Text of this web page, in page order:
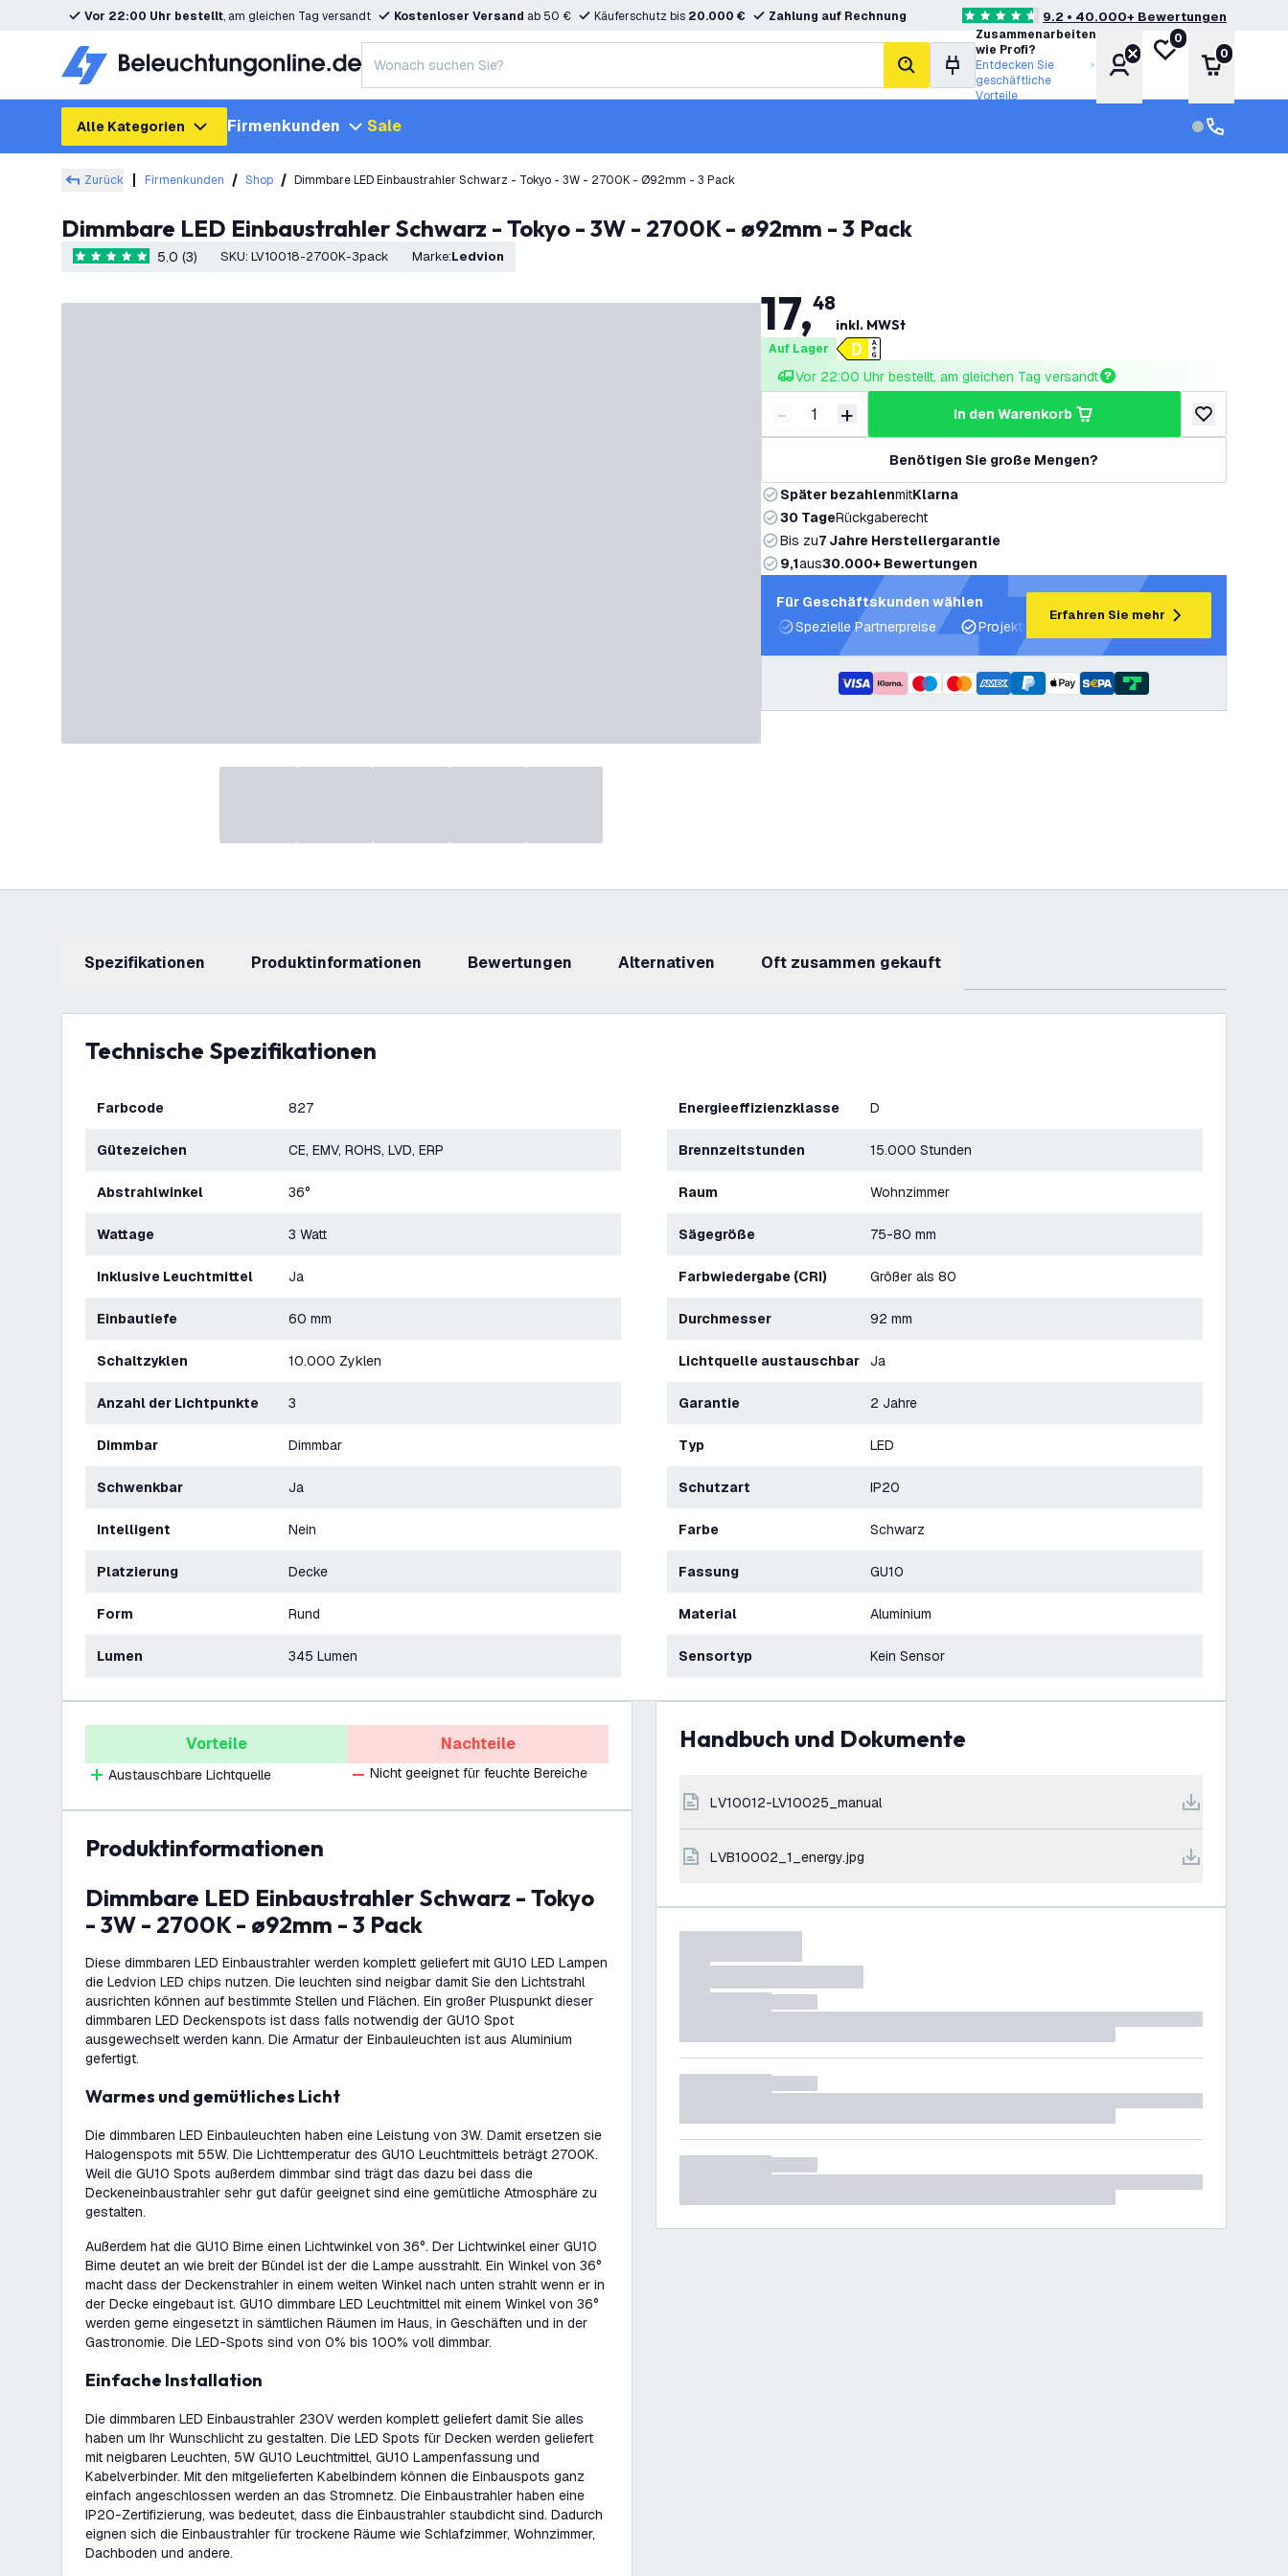
Vor 22:00 Uhr bestellt, am gleichen Tag versandt Kostenloser Versand ab 50 € Käuferschutz bis 20.000 € Zahlung auf Rechnung 4.6 Bewertungssterne9.2 • 40.000+ Bewertungen
Suche
Zusammenarbeiten
wie Profi?
Entdecken Sie
geschäftliche
Vorteile
Konto
Meine Wunschliste
0
Warenkorb
0
Alle Kategorien Firmenkunden Sale
Zurück Firmenkunden Shop Dimmbare LED Einbaustrahler Schwarz - Tokyo - 3W - 2700K - Ø92mm - 3 Pack
Dimmbare LED Einbaustrahler Schwarz - Tokyo - 3W - 2700K - ø92mm - 3 Pack
5 Bewertungssterne
5.0 (3) SKU: LV10018-2700K-3pack Marke: Ledvion
17,48
inkl. MWSt
Auf Lager
Vor 22:00 Uhr bestellt, am gleichen Tag versandt
Menge verringern
- Menge erhöhen
+ in den Warenkorb
zur
Benötigen Sie große Mengen?
Später bezahlenmitKlarna
30 TageRückgaberecht
Bis zu7 Jahre Herstellergarantie
9,1aus30.000+ Bewertungen
Für Geschäftskunden wählen
Spezielle Partnerpreise
Projektunterstützung und Lichtpläne
Erfahren Sie mehr
Spezifikationen Produktinformationen Bewertungen Alternativen Oft zusammen gekauft
Technische Spezifikationen
Farbcode 827
Gütezeichen CE, EMV, ROHS, LVD, ERP
Abstrahlwinkel 36°
Wattage 3 Watt
Inklusive Leuchtmittel Ja
Einbautiefe 60 mm
Schaltzyklen 10.000 Zyklen
Anzahl der Lichtpunkte 3
Dimmbar Dimmbar
Schwenkbar Ja
Intelligent Nein
Platzierung Decke
Form Rund
Lumen 345 Lumen
Energieeffizienzklasse D
Brennzeitstunden 15.000 Stunden
Raum Wohnzimmer
Sägegröße 75-80 mm
Farbwiedergabe (CRI) Größer als 80
Durchmesser 92 mm
Lichtquelle austauschbar Ja
Garantie 2 Jahre
Typ LED
Schutzart IP20
Farbe Schwarz
Fassung GU10
Material Aluminium
Sensortyp Kein Sensor
Vorteile
Austauschbare Lichtquelle
Nachteile
Nicht geeignet für feuchte Bereiche
Produktinformationen
Dimmbare LED Einbaustrahler Schwarz - Tokyo
- 3W - 2700K - ø92mm - 3 Pack
Diese dimmbaren LED Einbaustrahler werden komplett geliefert mit GU10 LED Lampen
die Ledvion LED chips nutzen. Die leuchten sind neigbar damit Sie den Lichtstrahl
ausrichten können auf bestimmte Stellen und Flächen. Ein großer Pluspunkt dieser
dimmbaren LED Deckenspots ist dass falls notwendig der GU10 Spot
ausgewechselt werden kann. Die Armatur der Einbauleuchten ist aus Aluminium
gefertigt.
Warmes und gemütliches Licht
Die dimmbaren LED Einbauleuchten haben eine Leistung von 3W. Damit ersetzen sie
Halogenspots mit 55W. Die Lichttemperatur des GU10 Leuchtmittels beträgt 2700K.
Weil die GU10 Spots außerdem dimmbar sind trägt das dazu bei dass die
Deckeneinbaustrahler sehr gut dafür geeignet sind eine gemütliche Atmosphäre zu
gestalten.
Außerdem hat die GU10 Birne einen Lichtwinkel von 36°. Der Lichtwinkel einer GU10
Birne deutet an wie breit der Bündel ist der die Lampe ausstrahlt. Ein Winkel von 36°
macht dass der Deckenstrahler in einem weiten Winkel nach unten strahlt wenn er in
der Decke eingebaut ist. GU10 dimmbare LED Leuchtmittel mit einem Winkel von 36°
werden gerne eingesetzt in sämtlichen Räumen im Haus, in Geschäften und in der
Gastronomie. Die LED-Spots sind von 0% bis 100% voll dimmbar.
Einfache Installation
Die dimmbaren LED Einbaustrahler 230V werden komplett geliefert damit Sie alles
haben um Ihr Wunschlicht zu gestalten. Die LED Spots für Decken werden geliefert
mit neigbaren Leuchten, 5W GU10 Leuchtmittel, GU10 Lampenfassung und
Kabelverbinder. Mit den mitgelieferten Kabelbindern können die Einbauspots ganz
einfach angeschlossen werden an das Stromnetz. Die Einbaustrahler haben eine
IP20-Zertifizierung, was bedeutet, dass die Einbaustrahler staubdicht sind. Dadurch
eignen sich die Einbaustrahler für trockene Räume wie Schlafzimmer, Wohnzimmer,
Dachboden und andere.
Handbuch und Dokumente
LV10012-LV10025_manual
LVB10002_1_energy.jpg